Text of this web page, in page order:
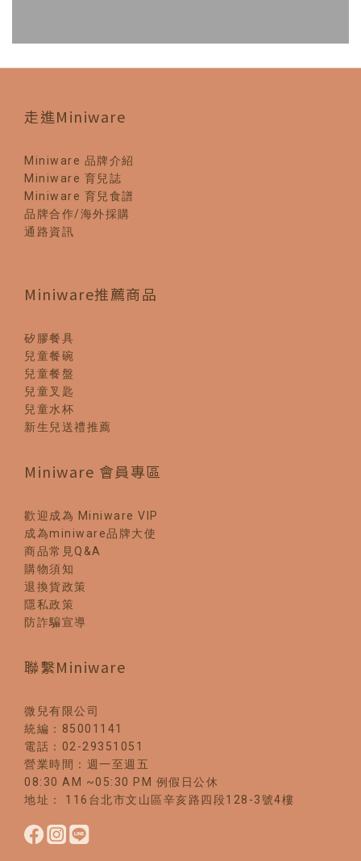
走進Miniware
Miniware 品牌介紹
Miniware 育兒誌
Miniware 育兒食譜
品牌合作/海外採購
通路資訊
Miniware推薦商品
矽膠餐具
兒童餐碗
兒童餐盤
兒童叉匙
兒童水杯
新生兒送禮推薦
Miniware 會員專區
歡迎成為 Miniware VIP
成為miniware品牌大使
商品常見Q&A
購物須知
退換貨政策
隱私政策
防詐騙宣導
聯繫Miniware
微兒有限公司
統編：85001141
電話：02-29351051
營業時間：週一至週五
08:30 AM ~05:30 PM 例假日公休
地址： 116台北市文山區辛亥路四段128-3號4樓